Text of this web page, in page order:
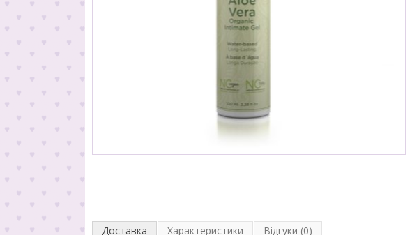
Доставка
Характеристики Відгуки (0)